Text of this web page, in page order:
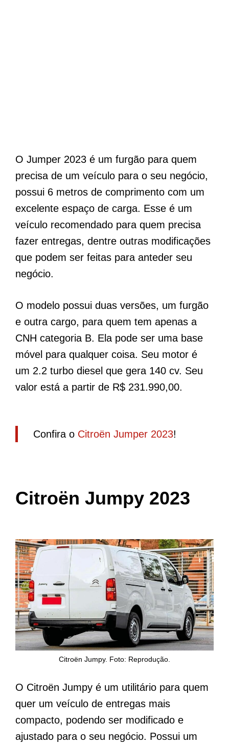
O Jumper 2023 é um furgão para quem
precisa de um veículo para o seu negócio,
possui 6 metros de comprimento com um
excelente espaço de carga. Esse é um
veículo recomendado para quem precisa
fazer entregas, dentre outras modificações
que podem ser feitas para anteder seu
negócio.
O modelo possui duas versões, um furgão
e outra cargo, para quem tem apenas a
CNH categoria B. Ela pode ser uma base
móvel para qualquer coisa. Seu motor é
um 2.2 turbo diesel que gera 140 cv. Seu
valor está a partir de R$ 231.990,00.
Confira o Citroën Jumper 2023!
Citroën Jumpy 2023
Citroën Jumpy. Foto: Reprodução.
O Citroën Jumpy é um utilitário para quem
quer um veículo de entregas mais
compacto, podendo ser modificado e
ajustado para o seu negócio. Possui um